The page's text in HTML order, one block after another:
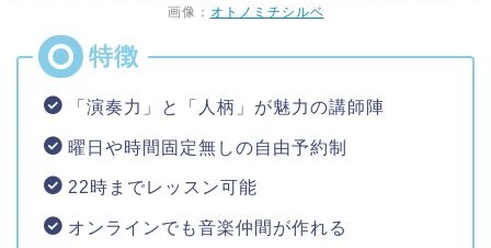
画像： オトノミチシルベ
「演奏力」と「人柄」が魅力の講師陣
曜日や時間固定無しの自由予約制
22時までレッスン可能
オンラインでも音楽仲間が作れる